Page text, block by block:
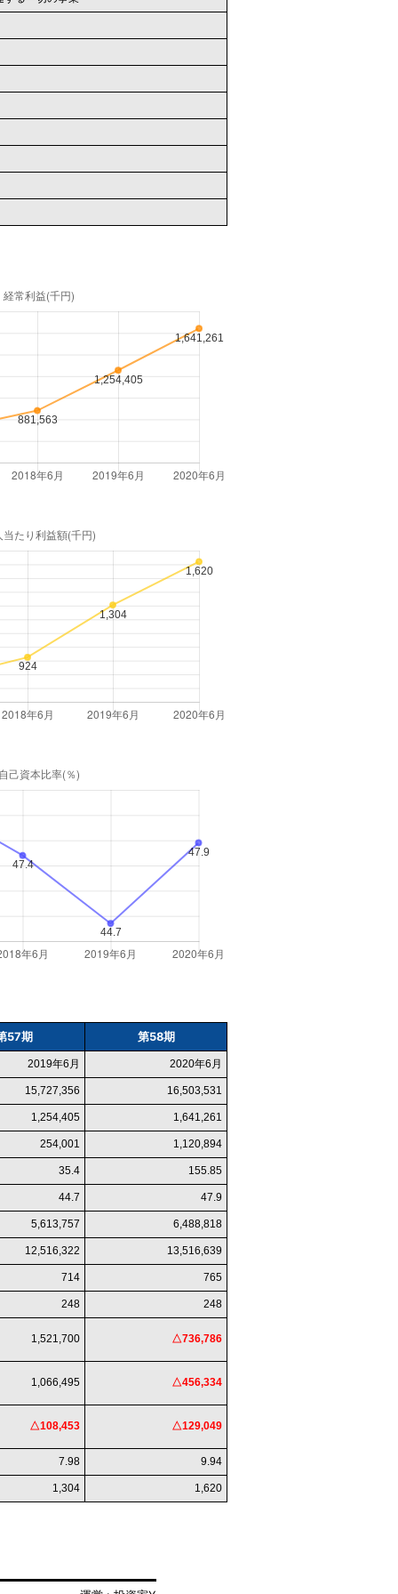
57期 第58期
2019年6月 2020年6月
15,727,356 16,503,531
1,254,405 1,641,261
254,001 1,120,894
35.4 155.85
44.7 47.9
5,613,757 6,488,818
12,516,322 13,516,639
714 765
248 248
1,521,700 △736,786
1,066,495 △456,334
△108,453 △129,049
7.98 9.94
1,304 1,620